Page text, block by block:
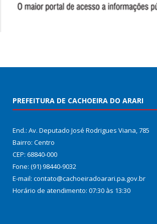
PREFEITURA DE CACHOEIRA DO ARARI
End.: Av. Deputado José Rodrigues Viana, 785
Bairro: Centro
CEP: 68840-000
Fone: (91) 98440-9032
E-mail: contato@cachoeiradoarari.pa.gov.br
Horário de atendimento: 07:30 às 13:30